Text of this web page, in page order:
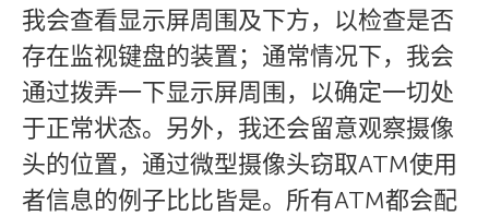
我会查看显示屏周围及下方，以检查是否
存在监视键盘的装置；通常情况下，我会
通过拨弄一下显示屏周围，以确定一切处
于正常状态。另外，我还会留意观察摄像
头的位置，通过微型摄像头窃取ATM使用
者信息的例子比比皆是。所有ATM都会配